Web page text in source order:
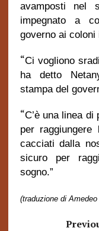
avamposti nel
impegnato a
governo ai
“Ci vogliono
ha detto
stampa del
“C’è una linea
per
cacciati dalla
sicuro per
sogno.”
(traduzione di